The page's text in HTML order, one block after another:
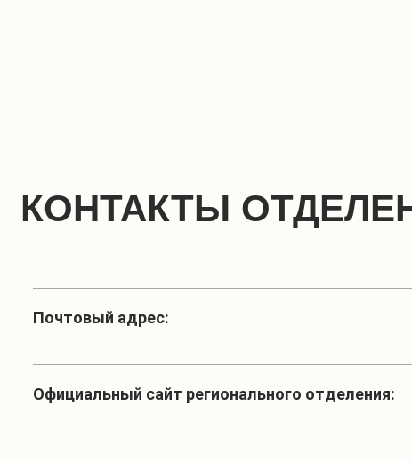
КОНТАКТЫ
Почтовый адрес:
Официальный сайт регионального отделения: